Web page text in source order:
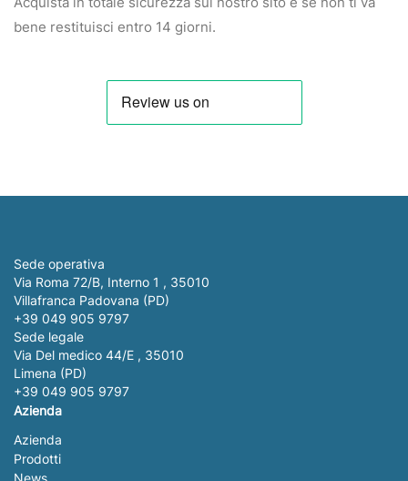
bene restituisci entro 14 giorni.
Sede operativa
Via Roma 72/B, Interno 1 , 35010
Villafranca Padovana (PD)
+39 049 905 9797
Sede legale
Via Del medico 44/E , 35010
Limena (PD)
+39 049 905 9797
Azienda
Azienda
Prodotti
News